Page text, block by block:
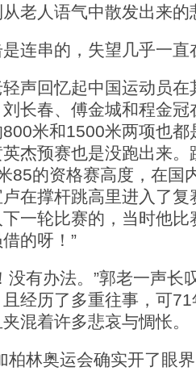
老人语气中散发出来的
串的，失望几乎一直
回忆起中国运动员在
刘长春、傅金城和程金
米和1500米两项也
杰预赛也是没跑出来
85的资格赛高度，在国
卢在撑杆跳高里进入了
一轮比赛的，当时他
的呀！”
有办法。”郭老一声长
经历了多重往事，可
混着许多悲哀与惆怅。
林奥运会确实开了眼界